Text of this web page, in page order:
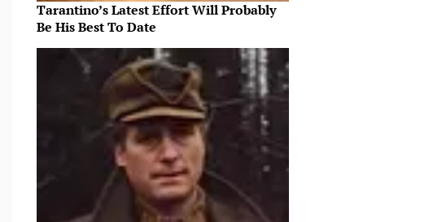
Tarantino’s Latest Effort Will Probably
Be His Best To Date